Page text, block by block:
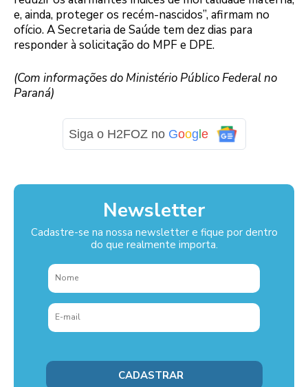
e, ainda, proteger os recém-nascidos”, afirmam no
ofício. A Secretaria de Saúde tem dez dias para
responder à solicitação do MPF e DPE.
(Com informações do Ministério Público Federal no
Paraná)
Siga o H2FOZ no Goog e
Newsletter
Cadastre-se na nossa newsletter e fique por dentro
do que realmente importa.